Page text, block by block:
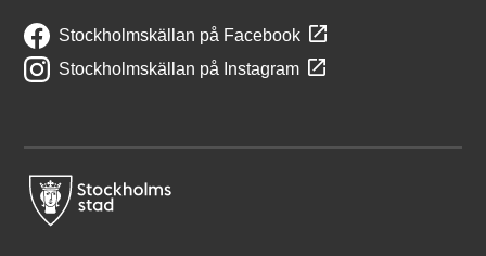
Stockholmskällan på Facebook
Stockholmskällan på Instagram